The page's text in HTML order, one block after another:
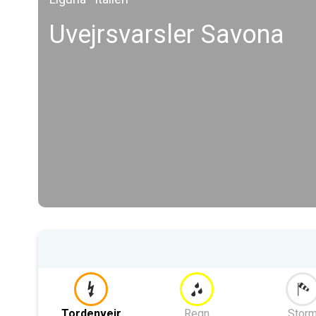
Uvejrsvarsler Savona